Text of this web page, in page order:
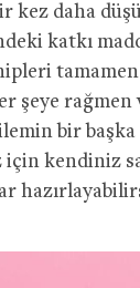
kez daha
katkı
tamamen
şeye rağmen
bir başka
için kendiniz